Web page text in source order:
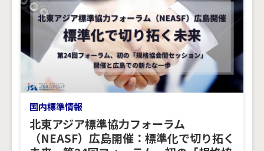
国内標準情報
北東アジア標準協力フォーラム
（NEASF）広島開催：標準化で切り拓く